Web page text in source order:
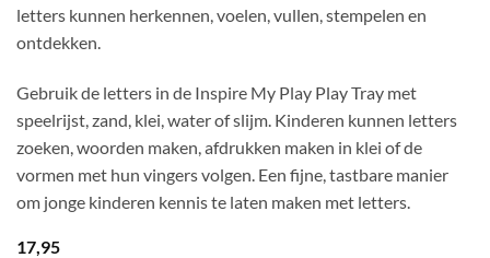
letters kunnen herkennen, voelen, vullen, stempelen en
ontdekken.
Gebruik de letters in de Inspire My Play Play Tray met
speelrijst, zand, klei, water of slijm. Kinderen kunnen letters
zoeken, woorden maken, afdrukken maken in klei of de
vormen met hun vingers volgen. Een fijne, tastbare manier
om jonge kinderen kennis te laten maken met letters.
17,95